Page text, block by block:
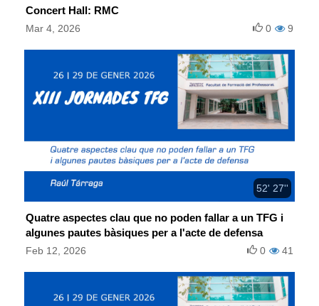
Concert Hall: RMC
Mar 4, 2026 9
0
52' 27''
Quatre aspectes clau que no poden fallar a un TFG i
algunes pautes bàsiques per a l'acte de defensa
Feb 12, 2026 41
0